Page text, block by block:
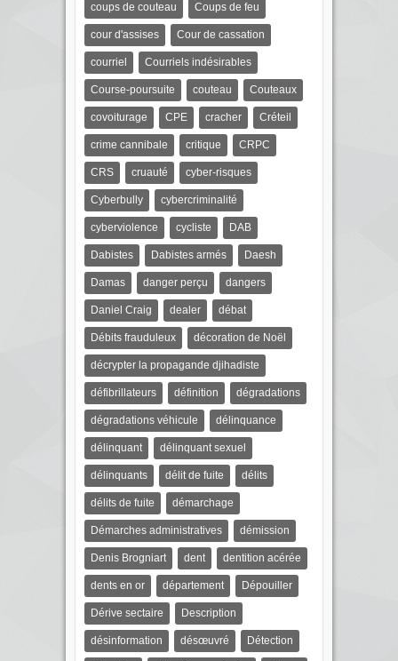
coups de couteau Coups de feu
cour d'assises Cour de cassation
courriel Courriels indésirables
Course-poursuite couteau Couteaux
covoiturage CPE cracher Créteil
crime cannibale critique CRPC
CRS cruauté cyber-risques
Cyberbully cybercriminalité
cyberviolence cycliste DAB
Dabistes Dabistes armés Daesh
Damas danger perçu dangers
Daniel Craig dealer débat
Débits frauduleux décoration de Noël
décrypter la propagande djihadiste
défibrillateurs définition dégradations
dégradations véhicule délinquance
délinquant délinquant sexuel
délinquants délit de fuite délits
délits de fuite démarchage
Démarches administratives démission
Denis Brogniart dent dentition acérée
dents en or département Dépouiller
Dérive sectaire Description
désinformation désœuvré Détection